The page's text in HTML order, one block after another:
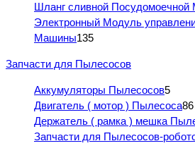
Шланг сливной
Электронный Модуль
Машины135
Запчасти для Пылесосов
Аккумуляторы Пылесосов5
Двигатель ( мотор ) Пылесоса86
Держатель ( рамка ) мешка
Запчасти для Пылесосов-